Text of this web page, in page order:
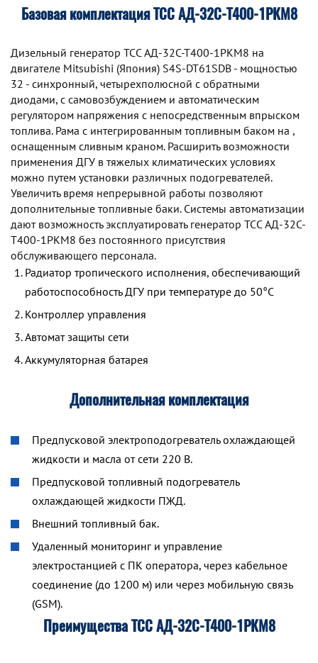
Базовая комплектация ТСС АД-32С-Т400-1РКМ8
Дизельный генератор TCC АД-32С-Т400-1РКМ8 на
двигателе Mitsubishi (Япония) S4S-DT61SDB - мощностью
32 - синхронный, четырехполюсной с обратными
диодами, с самовозбуждением и автоматическим
регулятором напряжения с непосредственным впрыском
топлива. Рама с интегрированным топливным баком на ,
оснащенным сливным краном. Расширить возможности
применения ДГУ в тяжелых климатических условиях
можно путем установки различных подогревателей.
Увеличить время непрерывной работы позволяют
дополнительные топливные баки. Системы автоматизации
дают возможность эксплуатировать генератор TCC АД-32С-
Т400-1РКМ8 без постоянного присутствия
обслуживающего персонала.
Радиатор тропического исполнения, обеспечивающий
работоспособность ДГУ при температуре до 50°С
Контроллер управления
Автомат защиты сети
Аккумуляторная батарея
Дополнительная комплектация
Предпусковой электроподогреватель охлаждающей
жидкости и масла от сети 220 В.
Предпусковой топливный подогреватель
охлаждающей жидкости ПЖД.
Внешний топливный бак.
Удаленный мониторинг и управление
электростанцией с ПК оператора, через кабельное
соединение (до 1200 м) или через мобильную связь
(GSM).
Преимущества ТСС АД-32С-Т400-1РКМ8